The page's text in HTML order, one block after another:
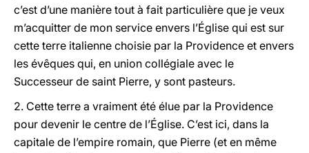
c’est d’une manière tout à fait particulière que je veux
m’acquitter de mon service envers l’Église qui est sur
cette terre italienne choisie par la Providence et envers
les évêques qui, en union collégiale avec le
Successeur de saint Pierre, y sont pasteurs.
2. Cette terre a vraiment été élue par la Providence
pour devenir le centre de l’Église. C’est ici, dans la
capitale de l’empire romain, que Pierre (et en même